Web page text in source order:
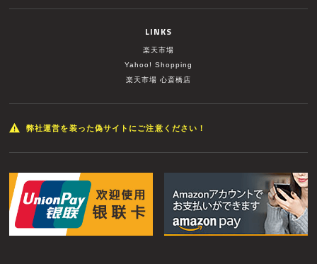
LINKS
楽天市場
Yahoo! Shopping
楽天市場 心斎橋店
弊社運営を装った偽サイトにご注意ください！